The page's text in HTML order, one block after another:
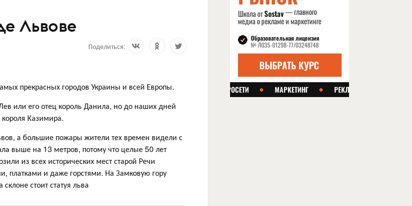
Львове
Поделиться:
прекрасных городов Украины и всей Европы.
или его отец король Данила, но до наших дней
Казимира.
а большие пожары жители тех времен видели с
выше на 13 метров, потому что целые 50 лет
из всех исторических мест старой Речи
платками и даже горстями. На Замковую гору
стоит статуя льва